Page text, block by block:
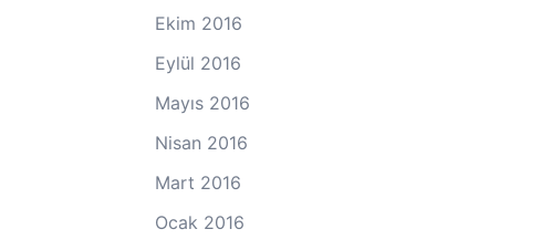
Ekim 2016
Eylül 2016
Mayıs 2016
Nisan 2016
Mart 2016
Ocak 2016